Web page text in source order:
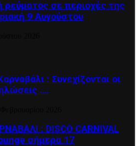
σε περιοχές της
9 Αυγούστου
: Συνεχίζονται οι
….
: DISCO CARNIVAL
σήμερα 17